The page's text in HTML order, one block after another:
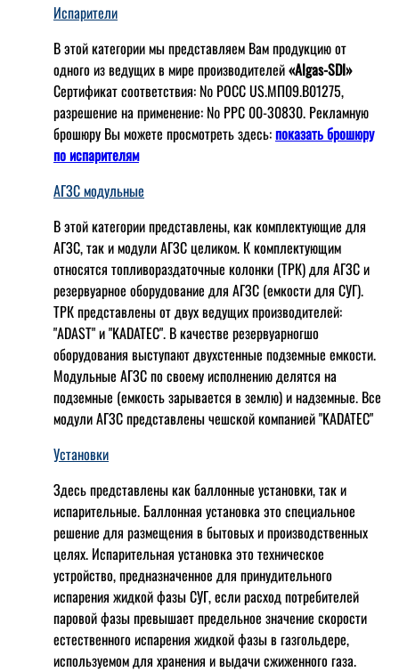
Испарители
В этой категории мы представляем Вам продукцию от
одного из ведущих в мире производителей«Algas-SDI»
Сертификат соответствия: № РОСС US.МП09.В01275,
разрешение на применение: № РРС 00-30830. Рекламную
брошюру Вы можете просмотреть здесь:показать брошюру
по испарителям
АГЗС модульные
В этой категории представлены, как комплектующие для
АГЗС, так и модули АГЗС целиком. К комплектующим
относятся топливораздаточные колонки (ТРК) для АГЗС и
резервуарное оборудование для АГЗС (емкости для СУГ).
ТРК представлены от двух ведущих производителей:
"ADAST" и "KADATEC". В качестве резервуарногшо
оборудования выступают двухстенные подземные емкости.
Модульные АГЗС по своему исполнению делятся на
подземные (емкость зарывается в землю) и надземные. Все
модули АГЗС представлены чешской компанией "KADATEC"
Установки
Здесь представлены как баллонные установки, так и
испарительные. Баллонная установка это специальное
решение для размещения в бытовых и производственных
целях. Испарительная установка это техническое
устройство, предназначенное для принудительного
испарения жидкой фазы СУГ, если расход потребителей
паровой фазы превышает предельное значение скорости
естественного испарения жидкой фазы в газгольдере,
используемом для хранения и выдачи сжиженного газа.